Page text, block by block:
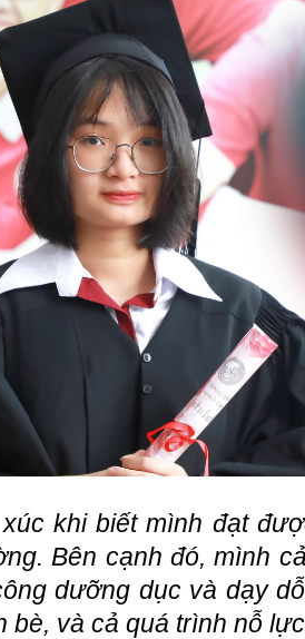
khi biết mình đạt
Bên cạnh đó, mình
dưỡng dục và dạy
bè, và cả quá trình nỗ